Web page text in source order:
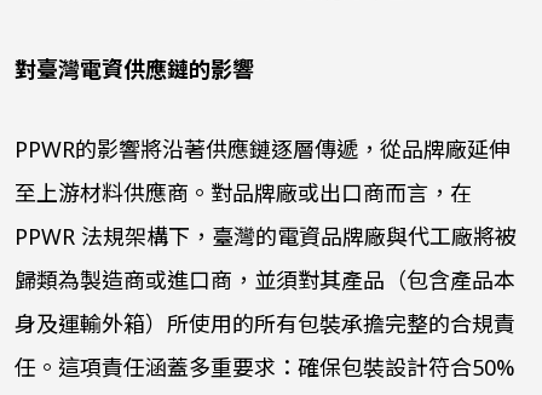
對臺灣電資供應鏈的影響
PPWR的影響將沿著供應鏈逐層傳遞，從品牌廠延伸
至上游材料供應商。對品牌廠或出口商而言，在
PPWR 法規架構下，臺灣的電資品牌廠與代工廠將被
歸類為製造商或進口商，並須對其產品（包含產品本
身及運輸外箱）所使用的所有包裝承擔完整的合規責
任。這項責任涵蓋多重要求：確保包裝設計符合50%